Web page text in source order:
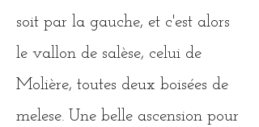
soit par la gauche, et c'est alors
le vallon de salèse, celui de
Molière, toutes deux boisées de
melese. Une belle ascension pour